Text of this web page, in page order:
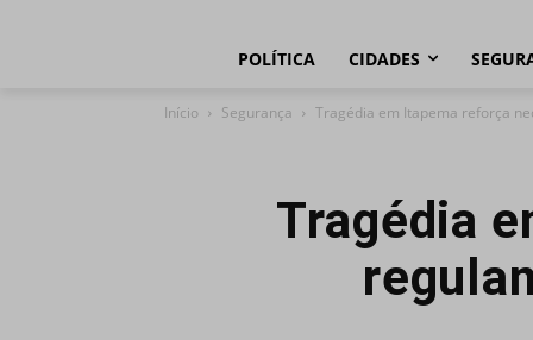
POLÍTICA CIDADES
Início Segurança Tragédia em Itapema reforça
Tragédia